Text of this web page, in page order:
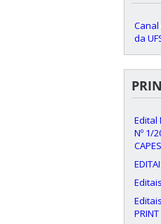
da
Edital
Nº 1/
PRINT